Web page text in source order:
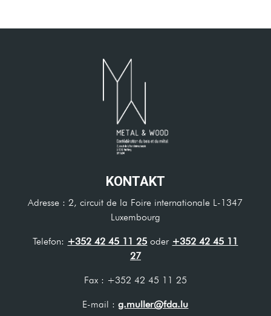
KONTAKT
Adresse : 2, circuit de la Foire internationale L-1347
Luxembourg
Telefon: +352 42 45 11 25 oder +352 42 45 11
27
Fax : +352 42 45 11 25
E-mail :g.muller@fda.lu